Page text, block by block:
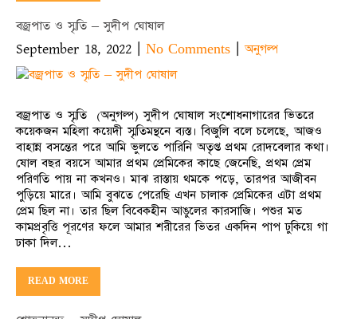
বজ্রপাত ও স্মৃতি – সুদীপ ঘোষাল
September 18, 2022 | No Comments |অনুগল্প
বজ্রপাত ও স্মৃতি (অনুগল্প) সুদীপ ঘোষাল সংশোধনাগারের ভিতরে
কয়েকজন মহিলা কয়েদী স্মৃতিমন্থনে ব্যস্ত। বিজুলি বলে চলেছে, আজও
বাহান্ন বসন্তের পরে আমি ভুলতে পারিনি অতৃপ্ত প্রথম রোদবেলার কথা।
ষোল বছর বয়সে আমার প্রথম প্রেমিকের কাছে জেনেছি, প্রথম প্রেম
পরিণতি পায় না কখনও। মাঝ রাস্তায় থমকে পড়ে, তারপর আজীবন
পুড়িয়ে মারে। আমি বুঝতে পেরেছি এখন চালাক প্রেমিকের এটা প্রথম
প্রেম ছিল না। তার ছিল বিবেকহীন আঙুলের কারসাজি। পশুর মত
কামপ্রবৃত্তি পূরণের ফলে আমার শরীরের ভিতর একদিন পাপ ঢুকিয়ে গা
ঢাকা দিল…
READ MORE